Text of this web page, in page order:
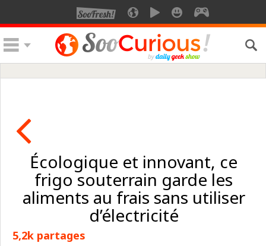
Écologique et innovant, ce
frigo souterrain garde les
aliments au frais sans utiliser
d’électricité
5,2k partages